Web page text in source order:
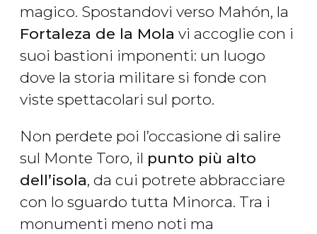
magico. Spostandovi verso Mahón, la
Fortaleza de la Mola vi accoglie con i
suoi bastioni imponenti: un luogo
dove la storia militare si fonde con
viste spettacolari sul porto.
Non perdete poi l’occasione di salire
sul Monte Toro, il punto più alto
dell’isola, da cui potrete abbracciare
con lo sguardo tutta Minorca. Tra i
monumenti meno noti ma